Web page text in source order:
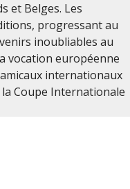
et Belges. Les
progressant au
inoubliables au
vocation européenne
internationaux
Coupe Internationale